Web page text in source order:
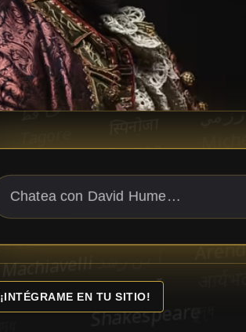
¡INTÉGRAME EN TU SITIO!